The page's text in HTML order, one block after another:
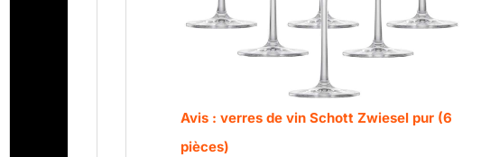
Avis : verres de vin Schott Zwiesel pur (6
pièces)